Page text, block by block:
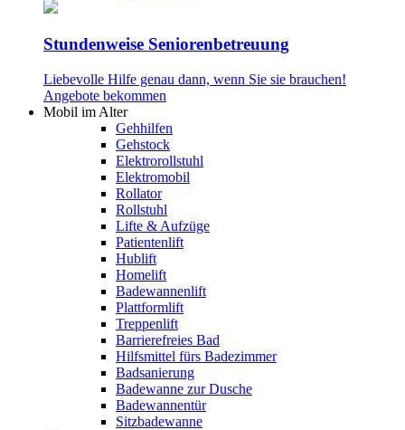
Stundenweise Seniorenbetreuung
Liebevolle Hilfe genau dann, wenn Sie sie brauchen!
Angebote bekommen
Mobil im Alter
Gehhilfen
Gehstock
Elektrorollstuhl
Elektromobil
Rollator
Rollstuhl
Lifte & Aufzüge
Patientenlift
Hublift
Homelift
Badewannenlift
Plattformlift
Treppenlift
Barrierefreies Bad
Hilfsmittel fürs Badezimmer
Badsanierung
Badewanne zur Dusche
Badewannentür
Sitzbadewanne